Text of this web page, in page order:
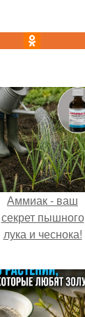
Аммиак - ваш
секрет пышного
лука и чеснока!